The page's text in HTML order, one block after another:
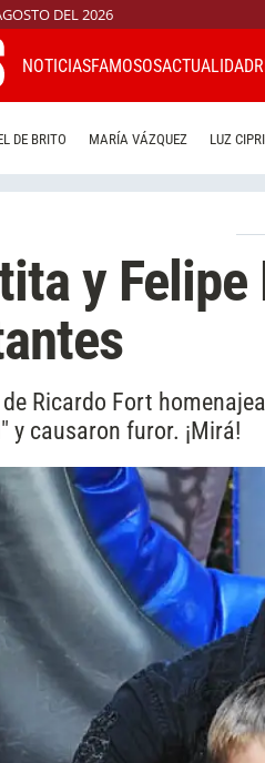
DEL 2026
NOTICIASFAMOSOSACTUALIDAD
DE BRITO MARÍA VÁZQUEZ LUZ
y Felipe
Ricardo Fort
y causaron furor. ¡Mirá!